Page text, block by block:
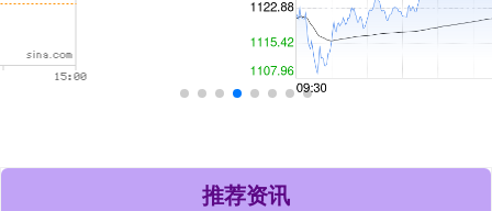
推荐资讯